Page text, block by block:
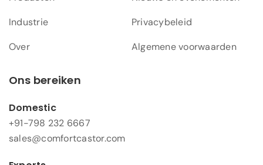
Industrie
Over
Privacybeleid
Algemene voorwaarden
Ons bereiken
Domestic
+91-798 232 6667
sales@comfortcastor.com